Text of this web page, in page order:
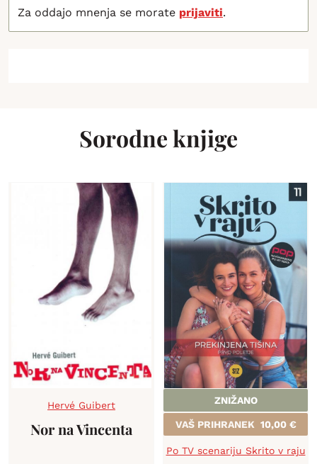
Za oddajo mnenja se morate prijaviti.
Sorodne knjige
Hervé Guibert
Nor na Vincenta
ZNIŽANO
VAŠ PRIHRANEK 10,00 €
Po TV scenariju Skrito v raju